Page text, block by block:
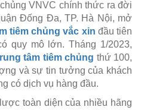
VNVC chính thức ra đời
Đống Đa, TP. Hà Nội, mở
tiêm chủng vắc xin đầu tiên
quy mô lớn. Tháng 1/2023,
tâm tiêm chủng thứ 100,
và sự tin tưởng của khách
có dịch vụ hàng đầu.
toàn diện của nhiều hãng